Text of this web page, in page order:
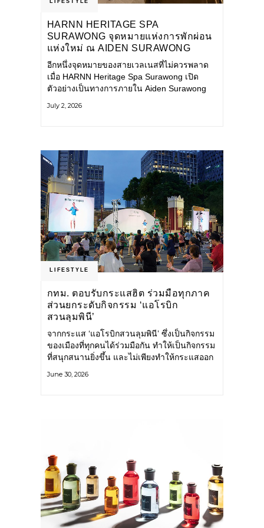
LIFESTYLE
HARNN HERITAGE SPA
SURAWONG จุดหมายแห่งการพักผ่อน
แห่งใหม่ ณ AIDEN SURAWONG
BANGKOK
อีกหนึ่งจุดหมายของสายเวลเนสที่ไม่ควรพลาด
เมื่อ HARNN Heritage Spa Surawong เปิด
ตัวอย่างเป็นทางการภายใน Aiden Surawong
ของเมืองใหญ่ มาสัมผัสประสบการณ์การพักผ่อน
July 2, 2026
LIFESTYLE
กทม. ตอบรับกระแสฮิต ร่วมมือทุกภาค
ส่วนยกระดับกิจกรรม ‘แอโรบิก
สวนลุมพินี’
จากกระแส ‘แอโรบิกสวนลุมพินี’ ซึ่งเป็นกิจกรรม
ของเมืองที่ทุกคนได้ร่วมมือกัน ทำให้เป็นกิจกรรม
ที่สนุกสนานยิ่งขึ้น และไม่เพียงทำให้กระแสออก
กระจายไปยังหลายพื้นที่ของประเทศที่อยากออก
June 30, 2026